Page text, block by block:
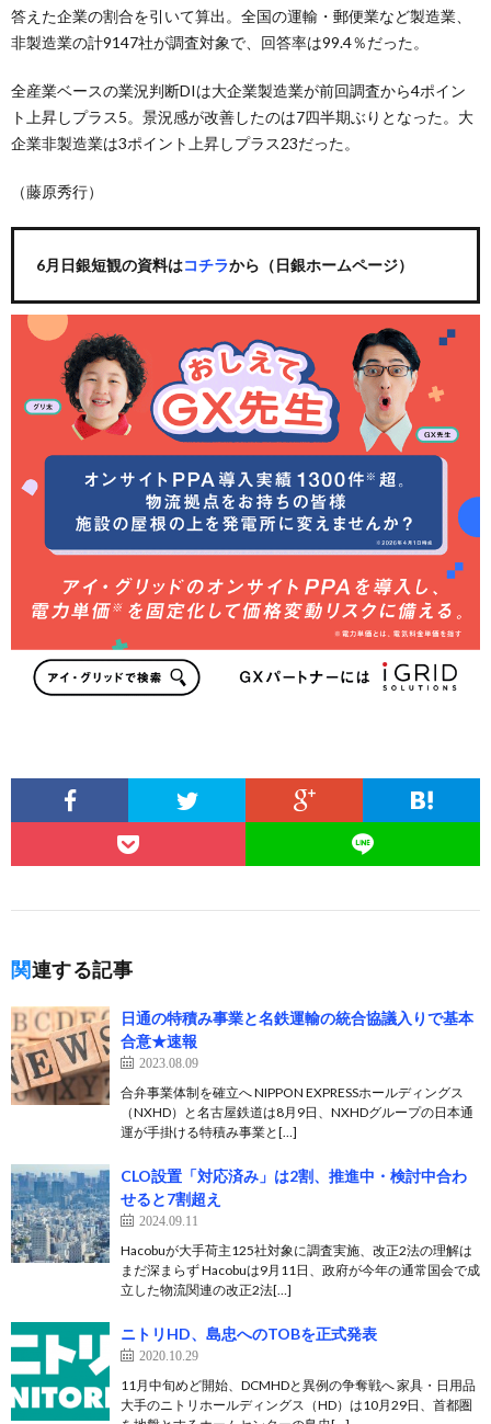
答えた企業の割合を引いて算出。全国の運輸・郵便業など製造業、
非製造業の計9147社が調査対象で、回答率は99.4％だった。
全産業ベースの業況判断DIは大企業製造業が前回調査から4ポイン
ト上昇しプラス5。景況感が改善したのは7四半期ぶりとなった。大
企業非製造業は3ポイント上昇しプラス23だった。
（藤原秀行）
6月日銀短観の資料はコチラから（日銀ホームページ）
関連する記事
日通の特積み事業と名鉄運輸の統合協議入りで基本
合意★速報
2023.08.09
合弁事業体制を確立へ NIPPON EXPRESSホールディングス
（NXHD）と名古屋鉄道は8月9日、NXHDグループの日本通
運が手掛ける特積み事業と[…]
CLO設置「対応済み」は2割、推進中・検討中合わ
せると7割超え
2024.09.11
Hacobuが大手荷主125社対象に調査実施、改正2法の理解は
まだ深まらず Hacobuは9月11日、政府が今年の通常国会で成
立した物流関連の改正2法[…]
ニトリHD、島忠へのTOBを正式発表
2020.10.29
11月中旬めど開始、DCMHDと異例の争奪戦へ 家具・日用品
大手のニトリホールディングス（HD）は10月29日、首都圏